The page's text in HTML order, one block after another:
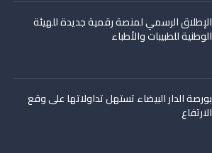
الإطلاق الرسمي لمنصة رقمية جديدة للهيئة
الوطنية للطبيبات والأطباء
بورصة الدار البيضاء تستهل تداولاتها على وقع
الارتفاع